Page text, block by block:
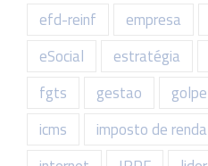
efd-reinf
empresa
eSocial
estratégia
fgts
gestao golpe
icms
imposto de renda